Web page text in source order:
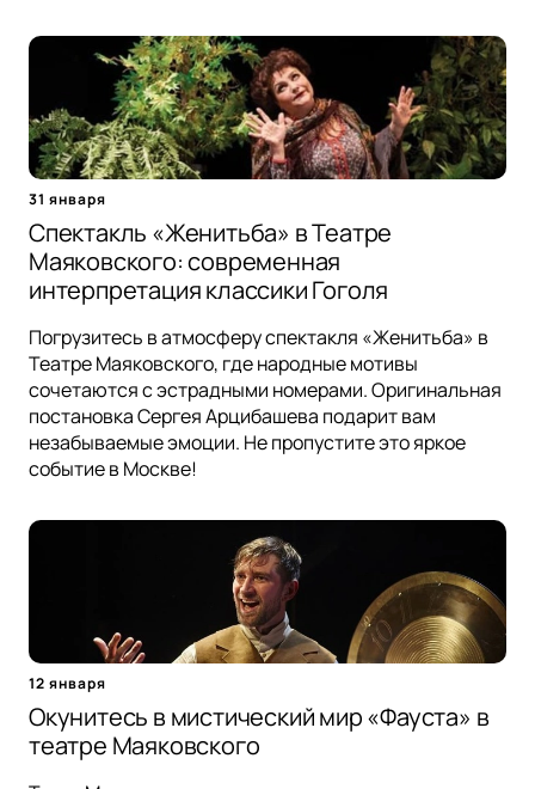
31 января
Спектакль «Женитьба» в Театре
Маяковского: современная
интерпретация классики Гоголя
Погрузитесь в атмосферу спектакля «Женитьба» в
Театре Маяковского, где народные мотивы
сочетаются с эстрадными номерами. Оригинальная
постановка Сергея Арцибашева подарит вам
незабываемые эмоции. Не пропустите это яркое
событие в Москве!
12 января
Окунитесь в мистический мир «Фауста» в
театре Маяковского